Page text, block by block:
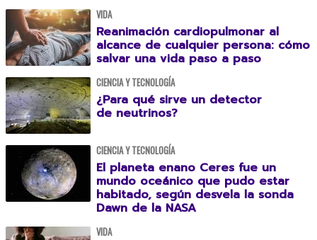
VIDA
Reanimación cardiopulmonar al
alcance de cualquier persona: cómo
salvar una vida paso a paso
CIENCIA Y TECNOLOGÍA
¿Para qué sirve un detector
de neutrinos?
CIENCIA Y TECNOLOGÍA
El planeta enano Ceres fue un
mundo oceánico que pudo estar
habitado, según desvela la sonda
Dawn de la NASA
VIDA